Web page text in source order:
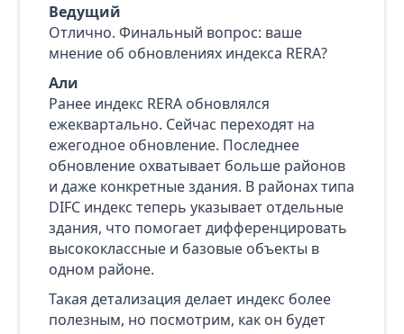
Ведущий
Отлично. Финальный вопрос: ваше
мнение об обновлениях индекса RERA?
Али
Ранее индекс RERA обновлялся
ежеквартально. Сейчас переходят на
ежегодное обновление. Последнее
обновление охватывает больше районов
и даже конкретные здания. В районах типа
DIFC индекс теперь указывает отдельные
здания, что помогает дифференцировать
высококлассные и базовые объекты в
одном районе.
Такая детализация делает индекс более
полезным, но посмотрим, как он будет